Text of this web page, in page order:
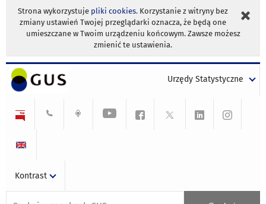
Strona wykorzystuje pliki cookies. Korzystanie z witryny bez
zmiany ustawień Twojej przeglądarki oznacza, że będą one
umieszczane w Twoim urządzeniu końcowym. Zawsze możesz
zmienić te ustawienia.
Urzędy Statystyczne
Kontrast